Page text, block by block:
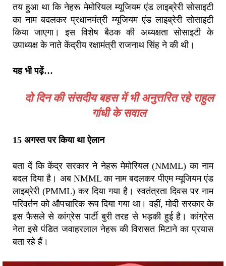
तय हुआ था कि नेहरू मेमोरियल म्यूजियम एंड लाइब्रेरी सोसाइटी
का नाम बदलकर प्रधानमंत्री म्यूजियम एंड लाइब्रेरी सोसाइटी
किया जाएगा। इस विशेष बैठक की अध्यक्षता सोसाइटी के
उपाध्यक्ष के नाते केंद्रीय रक्षामंत्री राजनाथ सिंह ने की थी।
यह भी पढ़ें…
दो दिन की संसदीय बहस में भी अनुत्तरित रहे राहुल
गांधी के सवाल
15 अगस्त पर किया था ऐलान
बता दें कि केंद्र सरकार ने नेहरू मेमोरियल (NMML) का नाम
बदल दिया है। अब NMML का नाम बदलकर पीएम म्यूजियम एंड
लाइब्रेरी (PMML) कर दिया गया है। स्वतंत्रता दिवस पर नाम
परिवर्तन को औपचारिक रूप दिया गया था। वहीं, मोदी सरकार के
इस फैसले से कांग्रेस पार्टी बुरी तरह से भड़की हुई है। कांग्रेस
नेता इसे पंडित जवाहरलाल नेहरू की विरासत मिटाने का प्रयास
बता रहे हैं।